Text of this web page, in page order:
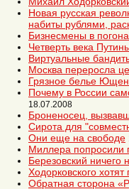
Новая русская
набиты рублями,
Бизнесмены в
Четверть века
Виртуальные
Москва переросла
Грязное белье
Почему в России
18.07.2008
Броненосец,
Сирота для
Они еще на свободе
Миллера попросили
Березовский ничего
Ходорковского хотят
Обратная сторона